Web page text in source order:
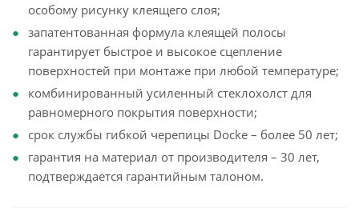
особому рисунку клеящего слоя;
запатентованная формула клеящей полосы
гарантирует быстрое и высокое сцепление
поверхностей при монтаже при любой температуре;
комбинированный усиленный стеклохолст для
равномерного покрытия поверхности;
срок службы гибкой черепицы Docke – более 50 лет;
гарантия на материал от производителя – 30 лет,
подтверждается гарантийным талоном.